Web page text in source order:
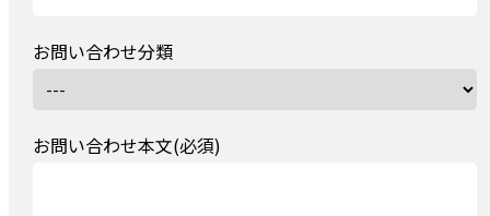
お問い合わせ分類
お問い合わせ本文(必須)